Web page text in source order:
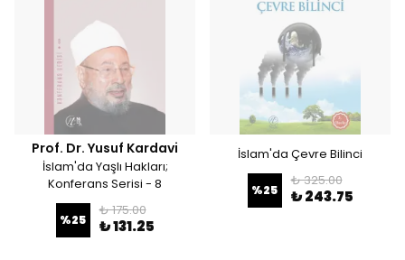
Prof. Dr. Yusuf Kardavi
İslam'da Yaşlı Hakları;
Konferans Serisi - 8
%25
₺ 175.00
₺ 131.25
İslam'da Çevre Bilinci
%25
₺ 325.00
₺ 243.75